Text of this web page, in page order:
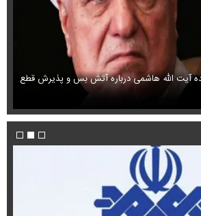
آیت الله هاشمی درباره آتش بس و پذیرش قطع